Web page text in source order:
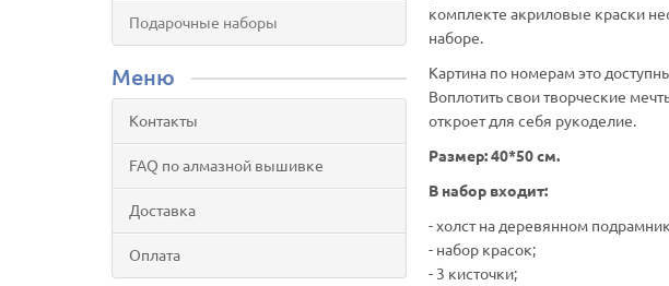
Подарочные наборы
Меню
Контакты
FAQ по алмазной вышивке
Доставка
Оплата
комплекте акриловые краски
наборе.
Картина по номерам это
Воплотить свои творческие
откроет для себя рукоделие.
Размер: 40*50 см.
В набор входит:
- холст на деревянном
- набор красок;
- 3 кисточки;